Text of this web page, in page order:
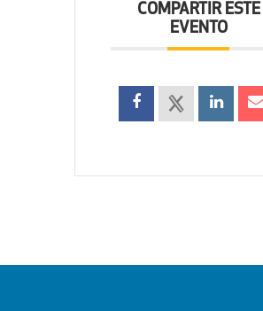
COMPARTIR ESTE
EVENTO